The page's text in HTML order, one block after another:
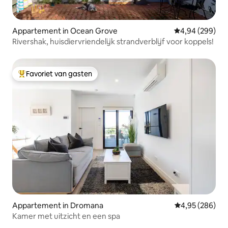
Appartement in Ocean Grove Gemiddelde
4,94 (299)
Rivershak, huisdiervriendelijk strandverblijf voor koppels!
Topfavoriet van gasten
Favoriet van gasten
Appartement in Dromana Gemiddelde
4,95 (286)
Kamer met uitzicht en een spa